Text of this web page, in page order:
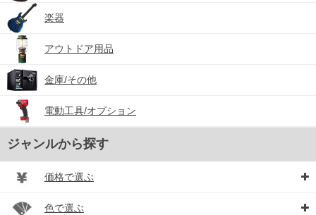
楽器
アウトドア用品
金庫/その他
電動工具/オプション
ジャンルから探す
価格で選ぶ
色で選ぶ